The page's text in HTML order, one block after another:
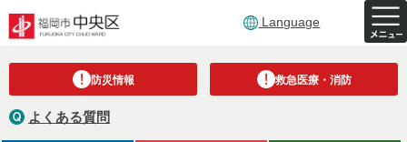
Language
防災情報 救急医療・消防
よくある質問